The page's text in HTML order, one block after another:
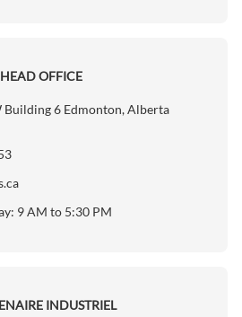
HEAD OFFICE
Building 6 Edmonton, Alberta
9 AM to 5:30 PM
INDUSTRIEL